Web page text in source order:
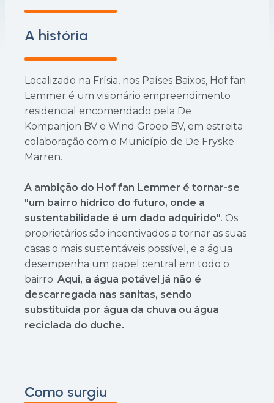
A história
Localizado na Frísia, nos Países Baixos, Hof fan
Lemmer é um visionário empreendimento
residencial encomendado pela De
Kompanjon BV e Wind Groep BV, em estreita
colaboração com o Município de De Fryske
Marren.
A ambição do Hof fan Lemmer é tornar-se
"um bairro hídrico do futuro, onde a
sustentabilidade é um dado adquirido". Os
proprietários são incentivados a tornar as suas
casas o mais sustentáveis possível, e a água
desempenha um papel central em todo o
bairro. Aqui, a água potável já não é
descarregada nas sanitas, sendo
substituída por água da chuva ou água
reciclada do duche.
Como surgiu